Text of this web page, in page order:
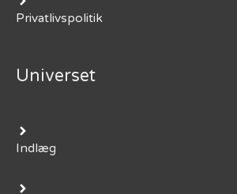
Privatlivspolitik
Universet
Indlæg